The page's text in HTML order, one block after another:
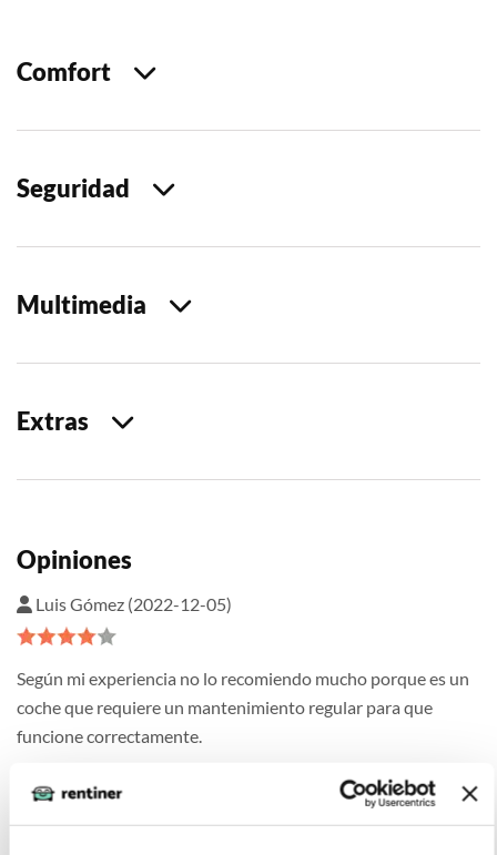
Comfort
Seguridad
Multimedia
Extras
Opiniones
Luis Gómez (2022-12-05)
Según mi experiencia no lo recomiendo mucho porque es un
coche que requiere un mantenimiento regular para que
funcione correctamente.